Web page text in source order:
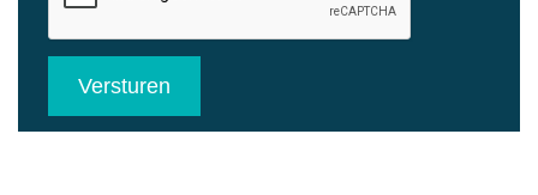
Versturen